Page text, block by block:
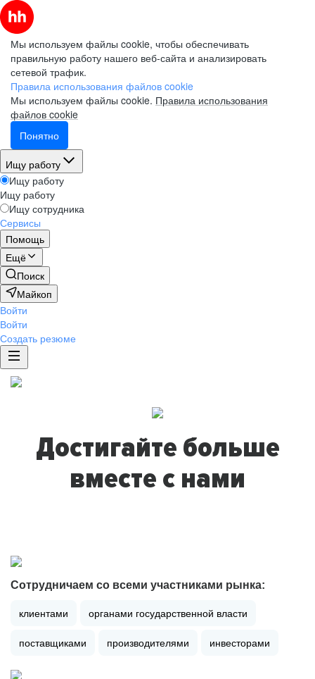
Мы используем файлы cookie, чтобы обеспечивать
правильную работу нашего веб-сайта и анализировать
сетевой трафик.
Правила использования файлов cookie
Мы используем файлы cookie. Правила использования
файлов cookie
Понятно
Ищу работу
Ищу работу
Ищу работу
Ищу сотрудника
Сервисы
Помощь
Ещё
Поиск
Майкоп
Войти
Войти
Создать резюме
Достигайте больше
вместе с нами
Сотрудничаем со всеми участниками рынка:
клиентами органами государственной власти
поставщиками производителями инвесторами